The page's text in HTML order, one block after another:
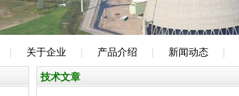
| 关于企业 | 产品介绍 | 新闻动态 |
技术文章